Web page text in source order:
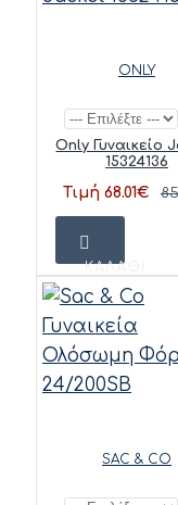
ONLY
Only Γυναικείο
15324136
Τιμή 68.01€
ΚΑΛΆΘΙ
SAC & CO